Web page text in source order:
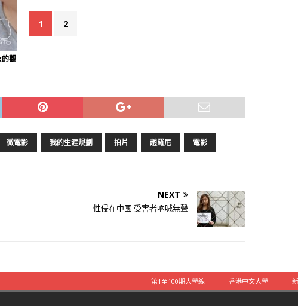
觀
1 2
微電影 我的生涯規劃 拍片 趙羅尼 電影
NEXT
性侵在中國 受害者吶喊無聲
第1至100期大學線 香港中文大學